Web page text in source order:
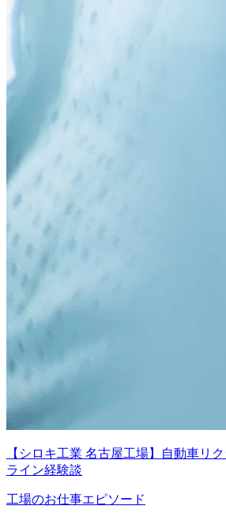
【シロキ工業 名古屋工場】自動車リ
ライン経験談
工場のお仕事エピソード